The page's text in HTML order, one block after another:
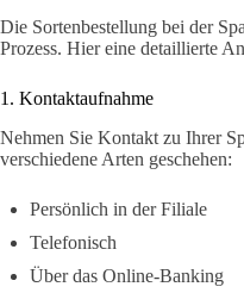
Die Sortenbestellung bei der
Prozess. Hier eine detaillierte
1. Kontaktaufnahme
Nehmen Sie Kontakt zu Ihrer
verschiedene Arten geschehen:
Persönlich in der Filiale
Telefonisch
Über das Online-Banking